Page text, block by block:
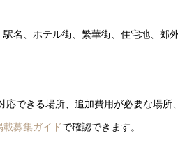
名、ホテル街、繁華街、住宅地、郊
応できる場所、追加費用が必要な場所
募集ガイド で確認できます。